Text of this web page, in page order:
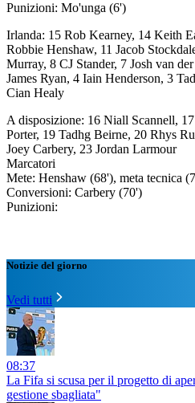
Punizioni: Mo'unga (6')
Irlanda: 15 Rob Kearney, 14 Keith
Robbie Henshaw, 11 Jacob
Murray, 8 CJ Stander, 7 Josh van
James Ryan, 4 Iain Henderson, 3
Cian Healy
A disposizione: 16 Niall Scannell,
Porter, 19 Tadhg Beirne, 20 Rhys
Joey Carbery, 23 Jordan Larmour
Marcatori
Mete: Henshaw (68'), meta tecnica
Conversioni: Carbery (70')
Punizioni:​
Notizie del giorno
Vedi tutti
08:37
La Fifa si scusa per il progetto di
gestione sbagliata"